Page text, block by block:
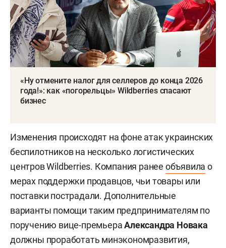
«Ну отмените налог для селлеров до конца 2026
года!»: как «погорельцы» Wildberries спасают
бизнес
Изменения происходят на фоне атак украинских
беспилотников на несколько логистических
центров Wildberries. Компания ранее объявила о
мерах поддержки продавцов, чьи товары или
поставки пострадали. Дополнительные
варианты помощи таким предпринимателям по
поручению вице-премьераАлександра Новака
должны проработать минэкономразвития,